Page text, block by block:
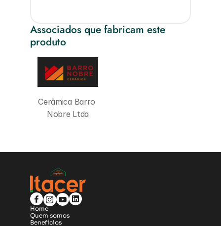
Associados que fabricam este
produto
Cerâmica Barro
Nobre Ltda
Quem somos
Home
Benefícios